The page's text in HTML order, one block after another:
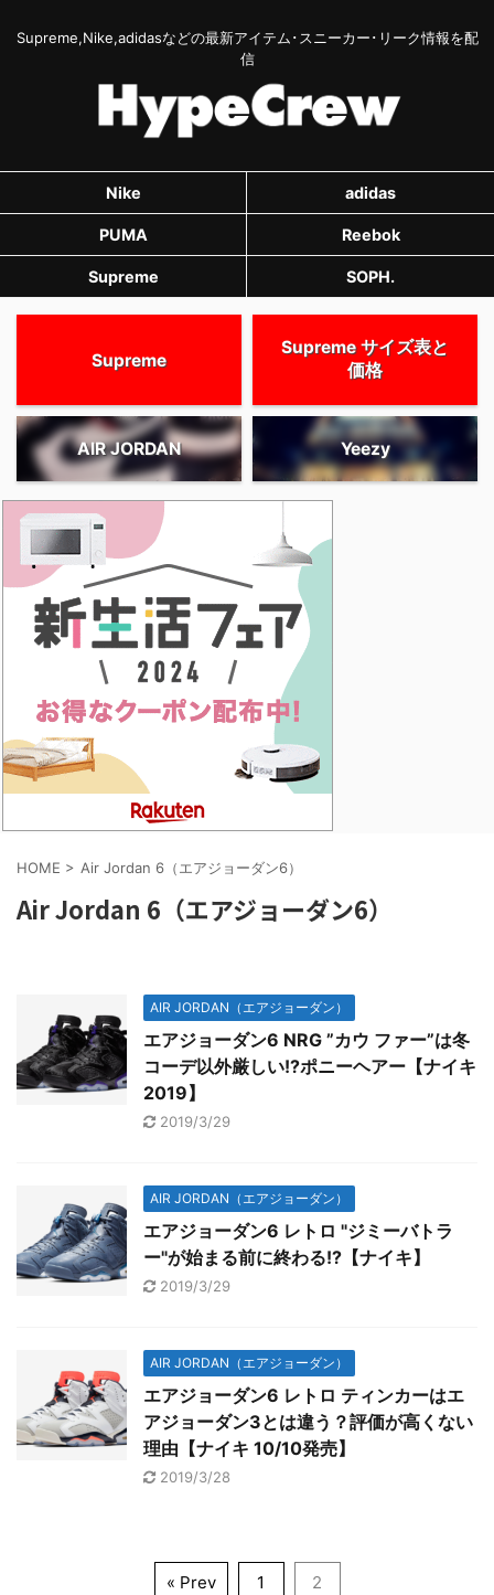
Supreme,Nike,adidasなどの最新アイテム･スニーカー･リーク情報を配
信
Nike adidas
PUMA Reebok
Supreme SOPH.
Supreme
Supreme サイズ表と
価格
AIR JORDAN Yeezy
HOME > Air Jordan 6（エアジョーダン6）
Air Jordan 6（エアジョーダン6）
AIR JORDAN（エアジョーダン）
エアジョーダン6 NRG ”カウ ファー”は冬
コーデ以外厳しい!?ポニーヘアー【ナイキ
2019】
2019/3/29
AIR JORDAN（エアジョーダン）
エアジョーダン6 レトロ "ジミーバトラ
ー"が始まる前に終わる!?【ナイキ】
2019/3/29
AIR JORDAN（エアジョーダン）
エアジョーダン6 レトロ ティンカーはエ
アジョーダン3とは違う？評価が高くない
理由【ナイキ 10/10発売】
2019/3/28
« Prev 1 2